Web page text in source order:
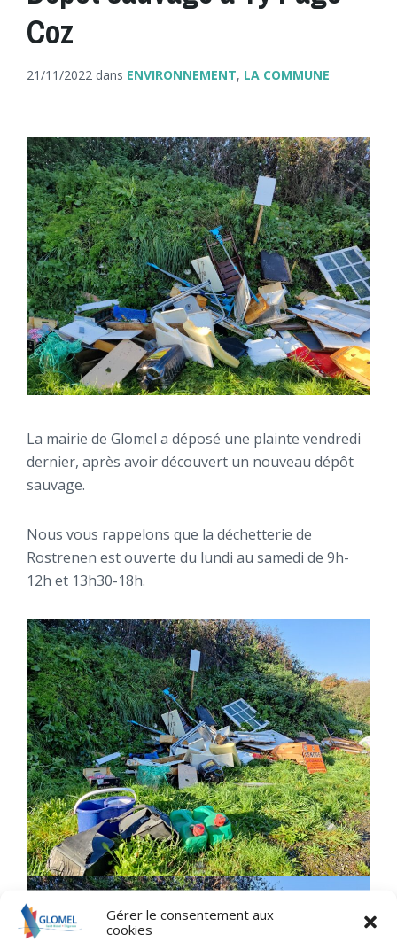
Gérer le consentement aux
cookies
Coz
21/11/2022 dans ENVIRONNEMENT, LA COMMUNE
La mairie de Glomel a déposé une plainte vendredi
dernier, après avoir découvert un nouveau dépôt
sauvage.
Nous vous rappelons que la déchetterie de
Rostrenen est ouverte du lundi au samedi de 9h-
12h et 13h30-18h.